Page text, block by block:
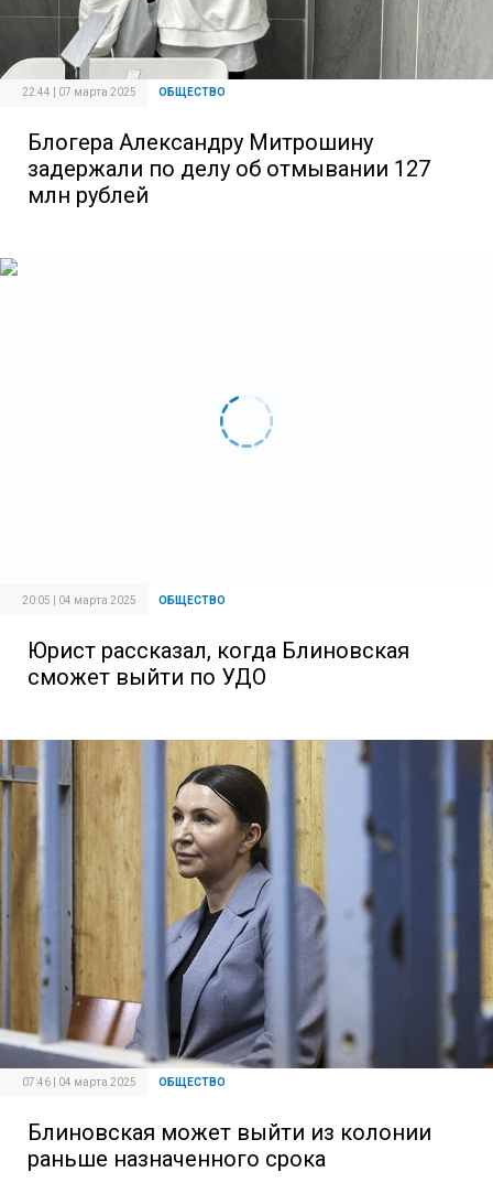
22:44 | 07 марта 2025 ОБЩЕСТВО
Блогера Александру Митрошину
задержали по делу об отмывании 127
млн рублей
20:05 | 04 марта 2025 ОБЩЕСТВО
Юрист рассказал, когда Блиновская
сможет выйти по УДО
07:46 | 04 марта 2025 ОБЩЕСТВО
Блиновская может выйти из колонии
раньше назначенного срока